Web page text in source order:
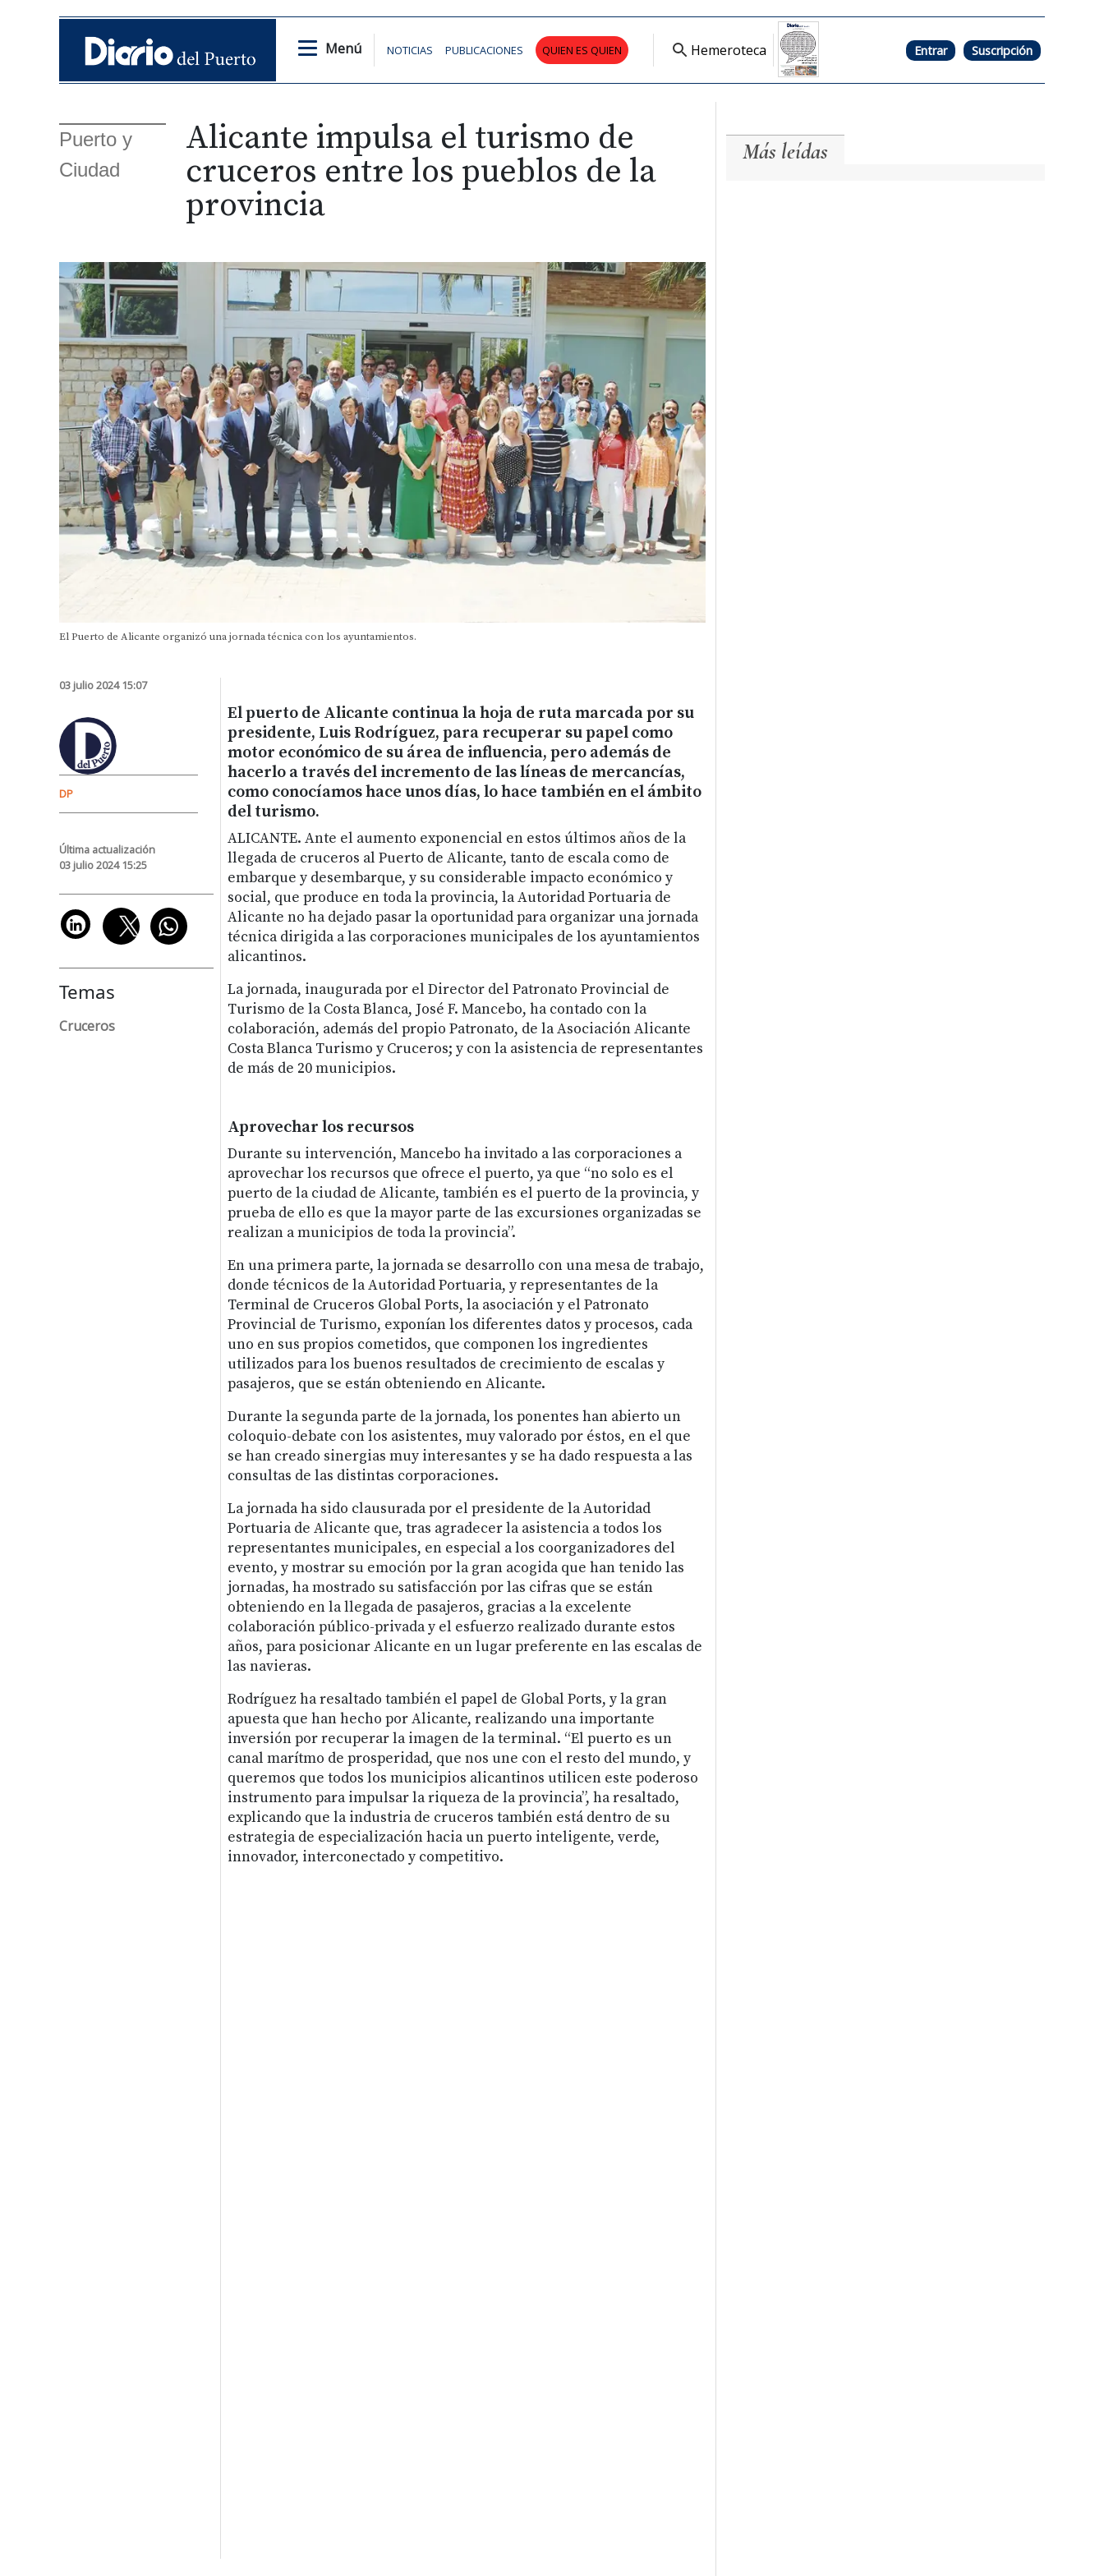
Menú NOTICIAS PUBLICACIONES QUIEN ES QUIEN Hemeroteca Entrar Suscripción
Puerto y
Ciudad
Alicante impulsa el turismo de
cruceros entre los pueblos de la
provincia
El Puerto de Alicante organizó una jornada técnica con los ayuntamientos.
03 julio 2024 15:07
DP
Última actualización
03 julio 2024 15:25
Temas
Cruceros
El puerto de Alicante continua la hoja de ruta marcada por su
presidente, Luis Rodríguez, para recuperar su papel como
motor económico de su área de influencia, pero además de
hacerlo a través del incremento de las líneas de mercancías,
como conocíamos hace unos días, lo hace también en el ámbito
del turismo.
ALICANTE. Ante el aumento exponencial en estos últimos años de la
llegada de cruceros al Puerto de Alicante, tanto de escala como de
embarque y desembarque, y su considerable impacto económico y
social, que produce en toda la provincia, la Autoridad Portuaria de
Alicante no ha dejado pasar la oportunidad para organizar una jornada
técnica dirigida a las corporaciones municipales de los ayuntamientos
alicantinos.
La jornada, inaugurada por el Director del Patronato Provincial de
Turismo de la Costa Blanca, José F. Mancebo, ha contado con la
colaboración, además del propio Patronato, de la Asociación Alicante
Costa Blanca Turismo y Cruceros; y con la asistencia de representantes
de más de 20 municipios.
Aprovechar los recursos
Durante su intervención, Mancebo ha invitado a las corporaciones a
aprovechar los recursos que ofrece el puerto, ya que “no solo es el
puerto de la ciudad de Alicante, también es el puerto de la provincia, y
prueba de ello es que la mayor parte de las excursiones organizadas se
realizan a municipios de toda la provincia”.
En una primera parte, la jornada se desarrollo con una mesa de trabajo,
donde técnicos de la Autoridad Portuaria, y representantes de la
Terminal de Cruceros Global Ports, la asociación y el Patronato
Provincial de Turismo, exponían los diferentes datos y procesos, cada
uno en sus propios cometidos, que componen los ingredientes
utilizados para los buenos resultados de crecimiento de escalas y
pasajeros, que se están obteniendo en Alicante.
Durante la segunda parte de la jornada, los ponentes han abierto un
coloquio-debate con los asistentes, muy valorado por éstos, en el que
se han creado sinergias muy interesantes y se ha dado respuesta a las
consultas de las distintas corporaciones.
La jornada ha sido clausurada por el presidente de la Autoridad
Portuaria de Alicante que, tras agradecer la asistencia a todos los
representantes municipales, en especial a los coorganizadores del
evento, y mostrar su emoción por la gran acogida que han tenido las
jornadas, ha mostrado su satisfacción por las cifras que se están
obteniendo en la llegada de pasajeros, gracias a la excelente
colaboración público-privada y el esfuerzo realizado durante estos
años, para posicionar Alicante en un lugar preferente en las escalas de
las navieras.
Rodríguez ha resaltado también el papel de Global Ports, y la gran
apuesta que han hecho por Alicante, realizando una importante
inversión por recuperar la imagen de la terminal. “El puerto es un
canal marítmo de prosperidad, que nos une con el resto del mundo, y
queremos que todos los municipios alicantinos utilicen este poderoso
instrumento para impulsar la riqueza de la provincia”, ha resaltado,
explicando que la industria de cruceros también está dentro de su
estrategia de especialización hacia un puerto inteligente, verde,
innovador, interconectado y competitivo.
Más leídas